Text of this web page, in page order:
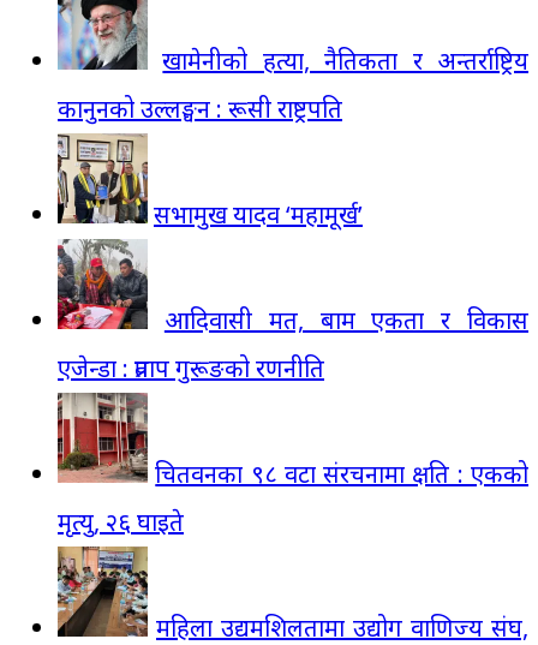
खामेनीको हत्या, नैतिकता र अन्तर्राष्ट्रिय
कानुनको उल्लङ्घन : रूसी राष्ट्रपति
सभामुख यादव ‘महामूर्ख’
आदिवासी मत, बाम एकता र विकास
एजेन्डा : प्रताप गुरूङको रणनीति
चितवनका ९८ वटा संरचनामा क्षति : एकको
मृत्यु, २६ घाइते
महिला उद्यमशिलतामा उद्योग वाणिज्य संघ,